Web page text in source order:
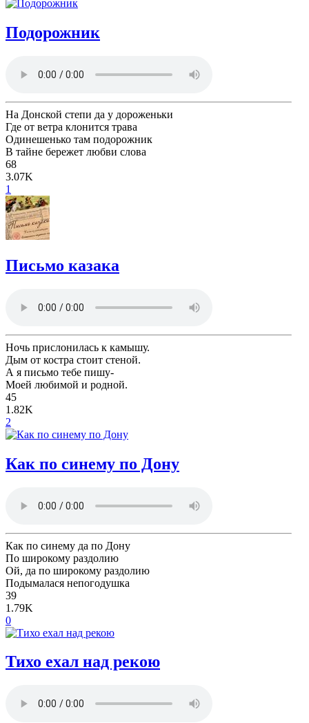
Подорожник
На Донской степи да у дороженьки
Где от ветра клонится трава
Одинешенько там подорожник
В тайне бережет любви слова
68
3.07K
1
Письмо казака
Ночь прислонилась к камышу.
Дым от костра стоит стеной.
А я письмо тебе пишу-
Моей любимой и родной.
45
1.82K
2
Как по синему по Дону
Как по синему да по Дону
По широкому раздолию
Ой, да по широкому раздолию
Подымалася непогодушка
39
1.79K
0
Тихо ехал над рекою